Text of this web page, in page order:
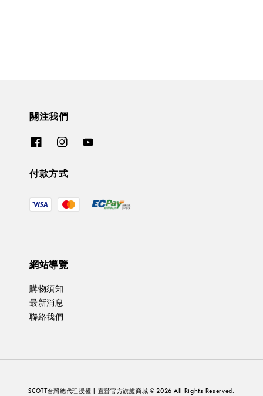
關注我們
付款方式
網站導覽
購物須知
最新消息
聯絡我們
SCOTT台灣總代理授權 | 直營官方旗艦商城 © 2026 All Rights Reserved.